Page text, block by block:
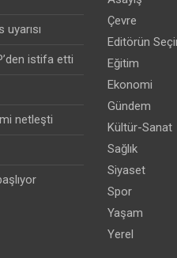
istifa etti
netleşti
Çevre
Editörün
Eğitim
Ekonomi
Gündem
Kültür-Sanat
Sağlık
Siyaset
Spor
Yaşam
Yerel